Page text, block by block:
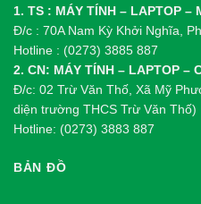
1. TS : MÁY TÍNH – LAPTOP –
Đ/c : 70A Nam Kỳ Khởi Nghĩa,
Hotline : (0273) 3885 887
2. CN: MÁY TÍNH – LAPTOP –
Đ/c: 02 Trừ Văn Thố, Xã Mỹ
diện trường THCS Trừ Văn Thố)
Hotline: (0273) 3883 887
BẢN ĐỒ